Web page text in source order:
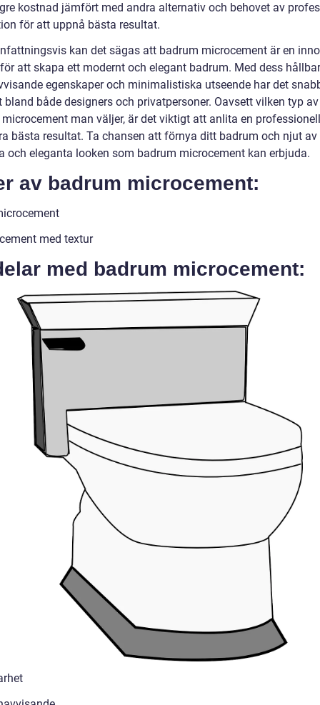
kostnad jämfört med andra alternativ och behovet av
för att uppnå bästa resultat.
kan det sägas att badrum microcement är en
att skapa ett modernt och elegant badrum. Med dess
egenskaper och minimalistiska utseende har det
bland både designers och privatpersoner. Oavsett vilken typ av
man väljer, är det viktigt att anlita en
bästa resultat. Ta chansen att förnya ditt badrum och njut av
och eleganta looken som badrum microcement kan erbjuda.
av badrum microcement:
med textur
med badrum microcement: